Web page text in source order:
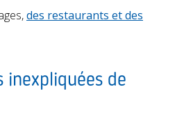
des restaurants et des
inexpliquées de